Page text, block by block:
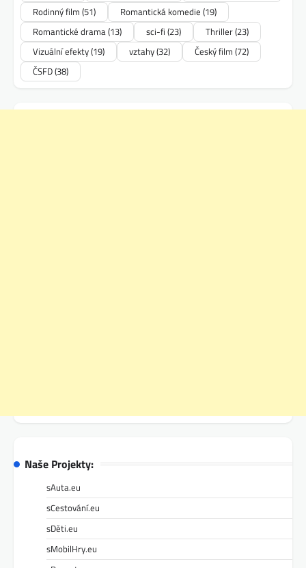
Rodinný film (51) Romantická komedie (19)
Romantické drama(13) sci-fi (23) Thriller(23)
Vizuální efekty(19) vztahy(32) Český film (72)
ČSFD(38)
Naše Projekty:
sAuta.eu
sCestování.eu
sDěti.eu
sMobilHry.eu